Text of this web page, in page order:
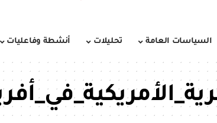
السياسات العامة تحليلات أنشطة وفاعليات